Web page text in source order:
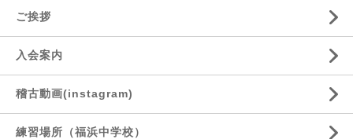
ご挨拶
入会案内
稽古動画(instagram)
練習場所（福浜中学校）